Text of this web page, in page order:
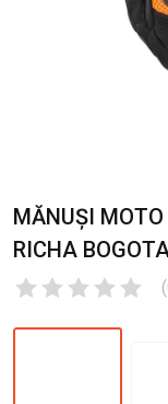
MĂNUȘI
RICHA
(